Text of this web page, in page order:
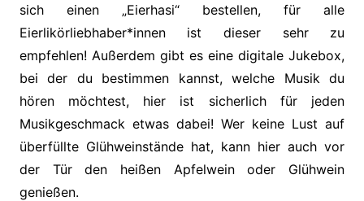
sich einen „Eierhasi“ bestellen, für alle
Eierlikörliebhaber*innen ist dieser sehr zu
empfehlen! Außerdem gibt es eine digitale Jukebox,
bei der du bestimmen kannst, welche Musik du
hören möchtest, hier ist sicherlich für jeden
Musikgeschmack etwas dabei! Wer keine Lust auf
überfüllte Glühweinstände hat, kann hier auch vor
der Tür den heißen Apfelwein oder Glühwein
genießen.